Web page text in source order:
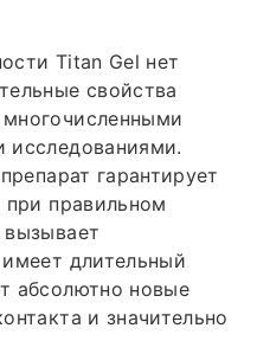
Titan Gel нет
свойства
исследованиями.
гарантирует
правильном
длительный
абсолютно новые
и значительно